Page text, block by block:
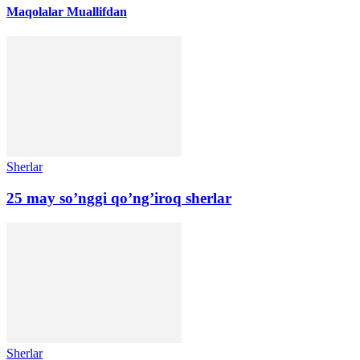
Maqolalar Muallifdan
Sherlar
25 may so’nggi qo’ng’iroq sherlar
Sherlar